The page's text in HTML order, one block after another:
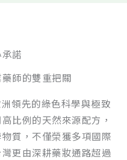
諾
師的雙重把關
領先的綠色科學與極致
比例的天然來源配方，
質，不僅榮獲多項國際
更由深耕藥妝通路超過